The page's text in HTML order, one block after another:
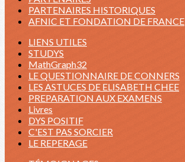
PARTENAIRES HISTORIQUES
AFNIC ET FONDATION DE FRANCE
LIENS UTILES
STUDYS
MathGraph32
LE QUESTIONNAIRE DE CONNERS
LES ASTUCES DE ELISABETH CHEE
PREPARATION AUX EXAMENS
Livres
DYS POSITIF
C'EST PAS SORCIER
LE REPERAGE